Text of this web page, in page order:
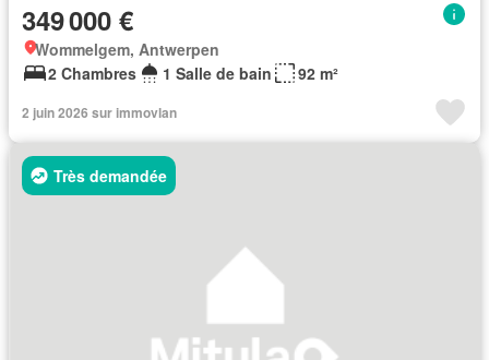
349 000 €
Wommelgem, Antwerpen
2 Chambres
1 Salle de bain 92 m²
2 juin 2026 sur immovlan
Très demandée